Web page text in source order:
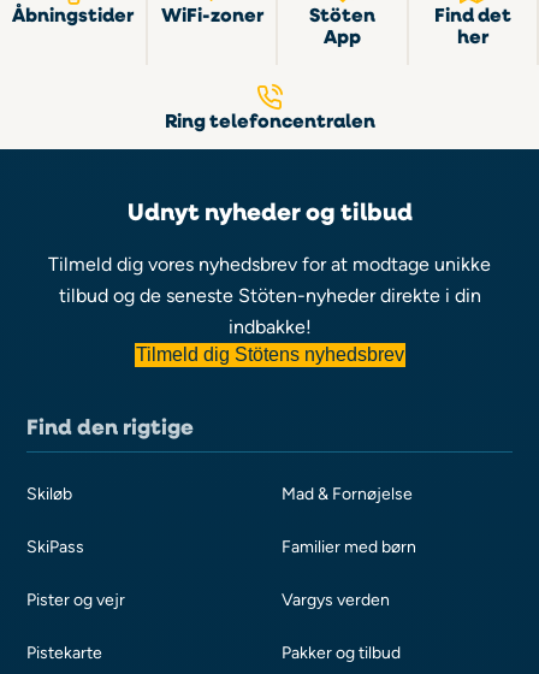
Åbningstider WiFi-zoner
Stöten
App
Find det
her
Ring telefoncentralen
Udnyt nyheder og tilbud
Tilmeld dig vores nyhedsbrev for at modtage unikke
tilbud og de seneste Stöten-nyheder direkte i din
indbakke!
Tilmeld dig Stötens nyhedsbrev
Find den rigtige
Skiløb
SkiPass
Pister og vejr
Pistekarte
Mad & Fornøjelse
Familier med børn
Vargys verden
Pakker og tilbud